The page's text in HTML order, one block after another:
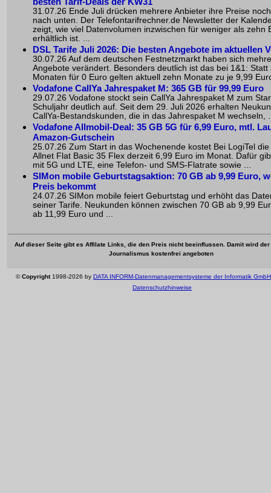
31.07.26 Ende Juli drücken mehrere Anbieter ihre Preise
nach unten. Der Telefontarifrechner.de Newsletter der
zeigt, wie viel Datenvolumen inzwischen für weniger als zehn
erhältlich ist. ...
DSL Tarife Juli 2026: Die besten Angebote im aktuellen
30.07.26 Auf dem deutschen Festnetzmarkt haben sich
Angebote verändert. Besonders deutlich ist das bei 1&1: Statt
Monaten für 0 Euro gelten aktuell zehn Monate zu je 9,99
Vodafone CallYa Jahrespaket M: 365 GB für 99,99 Euro
29.07.26 Vodafone stockt sein CallYa Jahrespaket M zum
Schuljahr deutlich auf. Seit dem 29. Juli 2026 erhalten
CallYa-Bestandskunden, die in das Jahrespaket M wechseln,
Vodafone Allmobil-Deal: 35 GB 5G für 6,99 Euro, mtl.
Amazon-Gutschein
25.07.26 Zum Start in das Wochenende kostet Bei LogiTel
Allnet Flat Basic 35 Flex derzeit 6,99 Euro im Monat. Dafür
mit 5G und LTE, eine Telefon- und SMS-Flatrate sowie ...
SIMon mobile Geburtstagsaktion: 70 GB ab 9,99 Euro,
Preis bekommt
24.07.26 SIMon mobile feiert Geburtstag und erhöht das
seiner Tarife. Neukunden können zwischen 70 GB ab 9,99
ab 11,99 Euro und ...
Auf dieser Seite gibt es Affilate Links, die den Preis nicht beeinflussen. Damit wird
Journalismus kostenfrei angeboten
©Copyright1998-2026 by DATA INFORM-Datenmanagementsysteme der Informatik GmbH
Datenschutzhinweise